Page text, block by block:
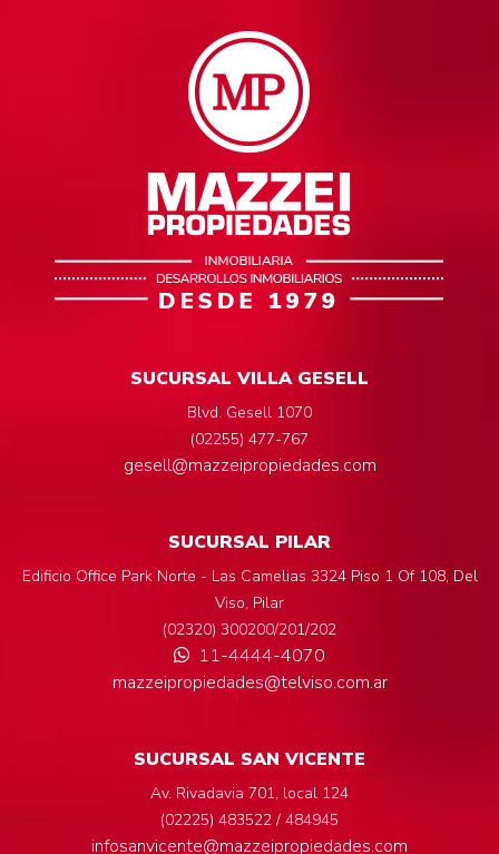
SUCURSAL VILLA GESELL
Blvd. Gesell 1070
(02255) 477-767
gesell@mazzeipropiedades.com
SUCURSAL PILAR
Edificio Office Park Norte - Las Camelias 3324 Piso 1 Of 108, Del
Viso, Pilar
(02320) 300200/201/202
11-4444-4070
mazzeipropiedades@telviso.com.ar
SUCURSAL SAN VICENTE
Av. Rivadavia 701, local 124
(02225) 483522 / 484945
infosanvicente@mazzeipropiedades.com